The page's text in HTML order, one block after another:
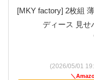
[MKY factory] 2枚組
ディース 見せ
(2026/05/01